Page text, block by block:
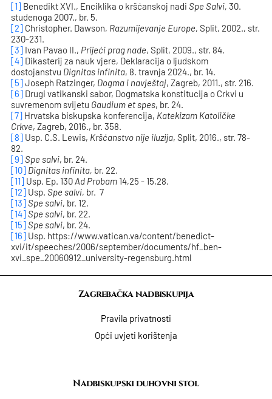
[1] Benedikt XVI., Enciklika o kršćanskoj nadiSpe Salvi,30.
studenoga 2007., br. 5.
[2] Christopher. Dawson, Razumijevanje Europe, Split, 2002., str.
230-231.
[3] Ivan Pavao II., Prijeći prag nade, Split, 2009., str. 84.
[4] Dikasterij za nauk vjere, Deklaracija o ljudskom
dostojanstvu Dignitas infinita, 8. travnja 2024., br. 14.
[5]Joseph Ratzinger, Dogma i navještaj, Zagreb, 2011., str. 216.
[6] Drugi vatikanski sabor, Dogmatska konstitucija o Crkvi u
suvremenom svijetu Gaudium et spes, br. 24.
[7] Hrvatska biskupska konferencija, Katekizam Katoličke
Crkve, Zagreb, 2016., br. 358.
[8] Usp. C.S. Lewis, Kršćanstvo nije iluzija, Split, 2016., str. 78-
82.
[9]Spe salvi, br. 24.
[10] Dignitas infinita, br. 22.
[11] Usp. Ep. 130Ad Probam 14,25 - 15,28.
[12] Usp.Spe salvi, br. 7
[13]Spe salvi, br. 12.
[14]Spe salvi, br. 22.
[15]Spe salvi, br. 24.
[16] Usp. https://www.vatican.va/content/benedict-
xvi/it/speeches/2006/september/documents/hf_ben-
xvi_spe_20060912_university-regensburg.html
Zagrebačka nadbiskupija
Pravila privatnosti
Opći uvjeti korištenja
Nadbiskupski duhovni stol